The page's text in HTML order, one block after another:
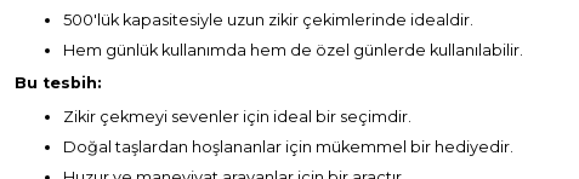
500'lük kapasitesiyle uzun zikir çekimlerinde idealdir.
Hem günlük kullanımda hem de özel günlerde kullanılabilir.
Bu tesbih:
Zikir çekmeyi sevenler için ideal bir seçimdir.
Doğal taşlardan hoşlananlar için mükemmel bir hediyedir.